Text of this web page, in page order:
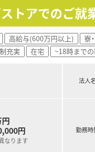
ストアでのご
高給与(600万円以上) 寮
充実 在宅 ~18時まで
円
なります
法人
勤務時